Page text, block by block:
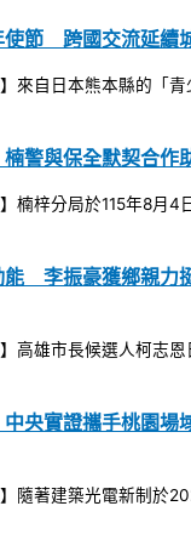
使節 跨國交流延續
來自日本熊本縣的「
警與保全默契合作
楠梓分局於115年8月4
能 李振豪獲鄉親
高雄市長候選人柯志
央實證攜手桃園場
隨著建築光電新制於